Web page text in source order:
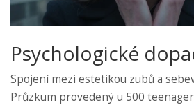
Psychologické
Spojení mezi estetikou zubů a
Průzkum provedený u 500